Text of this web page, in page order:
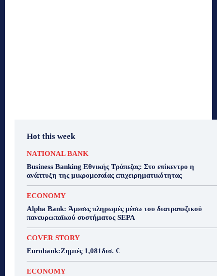
Hot this week
NATIONAL BANK
Business Banking Εθνικής Τράπεζας: Στο επίκεντρο η
ανάπτυξη της μικρομεσαίας επιχειρηματικότητας
ECONOMY
Alpha Bank: Άμεσες πληρωμές μέσω του διατραπεζικού
πανευρωπαϊκού συστήματος SEPA
COVER STORY
Eurobank:Ζημιές 1,081δισ. €
ECONOMY